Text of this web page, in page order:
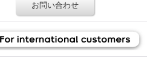
お問い合わせ